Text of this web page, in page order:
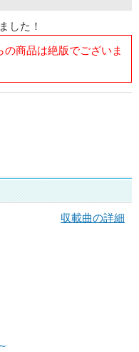
した！
商品は絶版でございま
収載曲の詳細